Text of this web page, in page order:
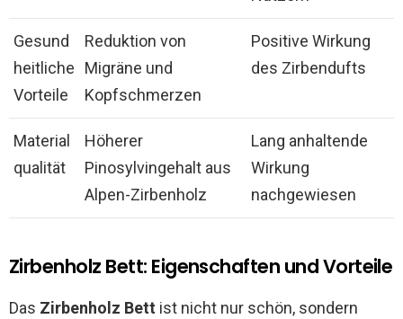
Gesund
heitliche
Vorteile
Reduktion von
Migräne und
Kopfschmerzen
Positive Wirkung
des Zirbendufts
Material
qualität
Höherer
Pinosylvingehalt aus
Alpen-Zirbenholz
Lang anhaltende
Wirkung
nachgewiesen
Zirbenholz Bett: Eigenschaften und Vorteile
Das Zirbenholz Bett ist nicht nur schön, sondern